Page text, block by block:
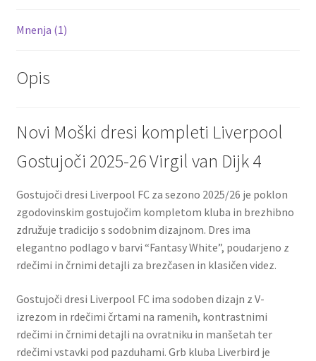
Mnenja (1)
Opis
Novi Moški dresi kompleti Liverpool
Gostujoči 2025-26 Virgil van Dijk 4
Gostujoči dresi Liverpool FC za sezono 2025/26 je poklon
zgodovinskim gostujočim kompletom kluba in brezhibno
združuje tradicijo s sodobnim dizajnom. Dres ima
elegantno podlago v barvi “Fantasy White”, poudarjeno z
rdečimi in črnimi detajli za brezčasen in klasičen videz.
Gostujoči dresi Liverpool FC ima sodoben dizajn z V-
izrezom in rdečimi črtami na ramenih, kontrastnimi
rdečimi in črnimi detajli na ovratniku in manšetah ter
rdečimi vstavki pod pazduhami. Grb kluba Liverbird je